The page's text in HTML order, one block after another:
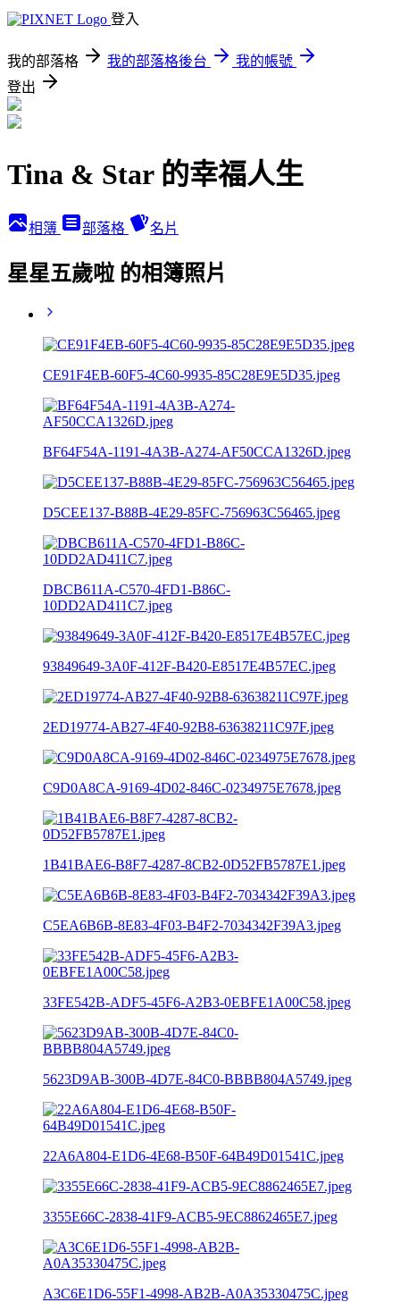
登入
我的部落格 我的部落格後台
我的帳號
登出
Tina & Star 的幸福人生
相簿 部落格 名片
️星星五歲啦️ 的相簿照片
CE91F4EB-60F5-4C60-9935-85C28E9E5D35.jpeg
BF64F54A-1191-4A3B-A274-AF50CCA1326D.jpeg
D5CEE137-B88B-4E29-85FC-756963C56465.jpeg
DBCB611A-C570-4FD1-B86C-
10DD2AD411C7.jpeg
93849649-3A0F-412F-B420-E8517E4B57EC.jpeg
2ED19774-AB27-4F40-92B8-63638211C97F.jpeg
C9D0A8CA-9169-4D02-846C-0234975E7678.jpeg
1B41BAE6-B8F7-4287-8CB2-0D52FB5787E1.jpeg
C5EA6B6B-8E83-4F03-B4F2-7034342F39A3.jpeg
33FE542B-ADF5-45F6-A2B3-0EBFE1A00C58.jpeg
5623D9AB-300B-4D7E-84C0-BBBB804A5749.jpeg
22A6A804-E1D6-4E68-B50F-64B49D01541C.jpeg
3355E66C-2838-41F9-ACB5-9EC8862465E7.jpeg
A3C6E1D6-55F1-4998-AB2B-A0A35330475C.jpeg